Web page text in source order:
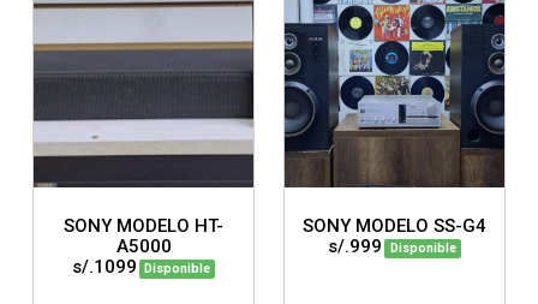
SONY MODELO HT-
A5000
s/.1099
Disponible
SONY MODELO SS-G4
s/.999
Disponible